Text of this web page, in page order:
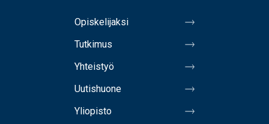
Opiskelijaksi
Tutkimus
Yhteistyö
Uutishuone
Yliopisto